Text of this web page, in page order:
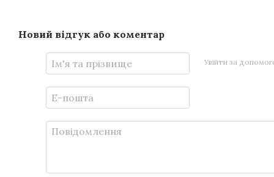
Новий відгук або коментар
Увійти за